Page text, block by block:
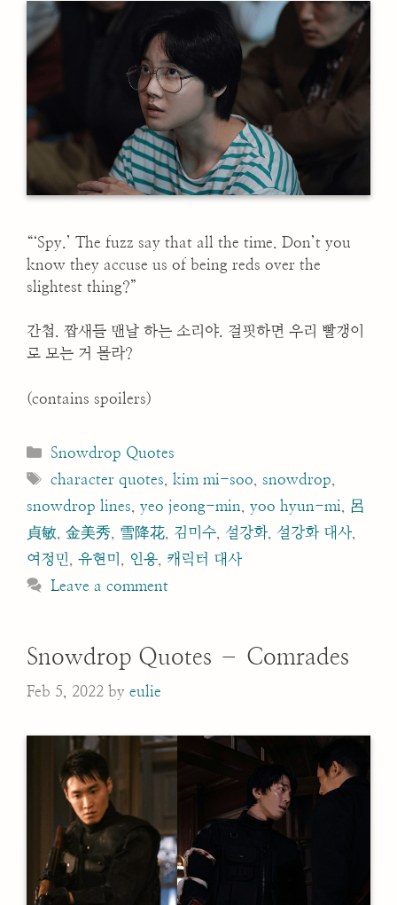
“‘Spy.’ The fuzz say that all the time. Don’t you
know they accuse us of being reds over the
slightest thing?”
간첩. 짭새들 맨날 하는 소리야. 걸핏하면 우리 빨갱이
로 모는 거 몰라?
(contains spoilers)
Categories
Snowdrop Quotes
Tags
character quotes kim mi-soo ,snowdrop
snowdrop lines
yeo jeong-min yoo hyun-mi
呂
貞敏
金美秀 雪降花 김미수 설강화, 설강화 대사
여정민
유현미 인용
캐릭터 대사
Leave a comment
Snowdrop Quotes – Comrades
Feb 5, 2022 by eulie